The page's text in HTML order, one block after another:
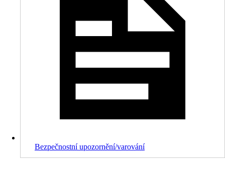
Bezpečnostní upozornění/varování